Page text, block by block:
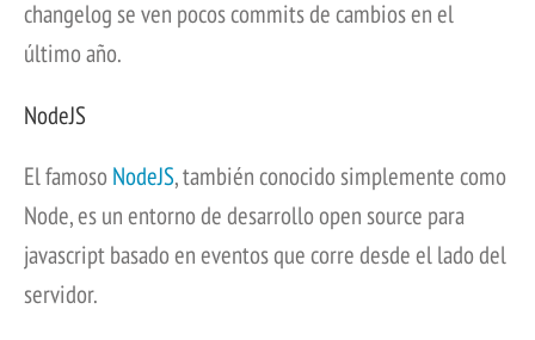
changelog se ven pocos commits de cambios en el
último año.
NodeJS
El famosoNodeJS, también conocido simplemente como
Node, es un entorno de desarrollo open source para
javascript basado en eventos que corre desde el lado del
servidor.